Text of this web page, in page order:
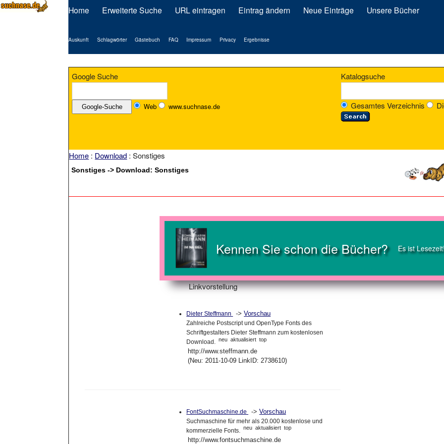
Home Erweiterte Suche URL eintragen Eintrag ändern Neue Einträge Unsere Bücher
Auskunft Schlagwörter Gästebuch FAQ Impressum Privacy Ergebnisse
Google Suche
Web www.suchnase.de
Katalogsuche
Gesamtes Verzeichnis
Home : Download : Sonstiges
Sonstiges -> Download: Sonstiges
Kennen Sie schon die Bücher? Es ist
Linkvorstellung
Dieter Steffmann ->Vorschau
Zahlreiche Postscript und OpenType Fonts des
Schriftgestalters Dieter Steffmann zum kostenlosen
Download. neu aktualisiert top
http://www.steffmann.de
(Neu: 2011-10-09 LinkID: 2738610)
FontSuchmaschine.de ->Vorschau
Suchmaschine für mehr als 20.000 kostenlose und
kommerzielle Fonts. neu aktualisiert top
http://www.fontsuchmaschine.de